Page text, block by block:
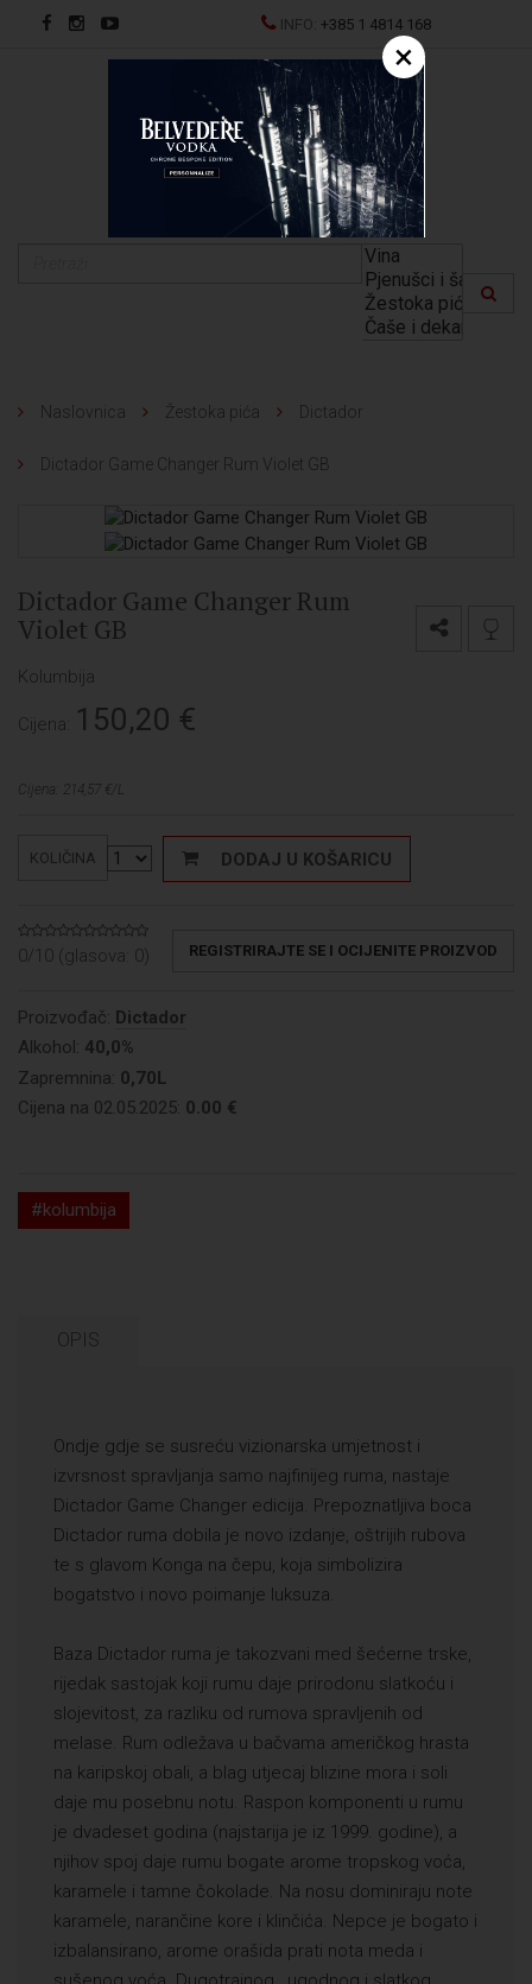
INFO:+385 1 4814 168
EN
Naslovnica Žestoka pića Dictador
Dictador Game Changer Rum Violet GB
Dictador Game Changer Rum
Violet GB
Kolumbija
Cijena: 150,20 €
Cijena: 214,57 €/L
KOLIČINA DODAJ U KOŠARICU
0/10 (glasova: 0) REGISTRIRAJTE SE I OCIJENITE PROIZVOD
Proizvođač: Dictador
Alkohol: 40,0%
Zapremnina: 0,70L
Cijena na 02.05.2025: 0.00 €
#kolumbija
OPIS
Ondje gdje se susreću vizionarska umjetnost i
izvrsnost spravljanja samo najfinijeg ruma, nastaje
Dictador Game Changer edicija. Prepoznatljiva boca
Dictador ruma dobila je novo izdanje, oštrijih rubova
te s glavom Konga na čepu, koja simbolizira
bogatstvo i novo poimanje luksuza.
Baza Dictador ruma je takozvani med šećerne trske,
rijedak sastojak koji rumu daje prirodonu slatkoću i
slojevitost, za razliku od rumova spravljenih od
melase. Rum odležava u bačvama američkog hrasta
na karipskoj obali, a blag utjecaj blizine mora i soli
daje mu posebnu notu. Raspon komponenti u rumu
je dvadeset godina (najstarija je iz 1999. godine), a
njihov spoj daje rumu bogate arome tropskog voća,
karamele i tamne čokolade. Na nosu dominiraju note
karamele, narančine kore i klinčića. Nepce je bogato i
izbalansirano, arome orašida prati nota meda i
×